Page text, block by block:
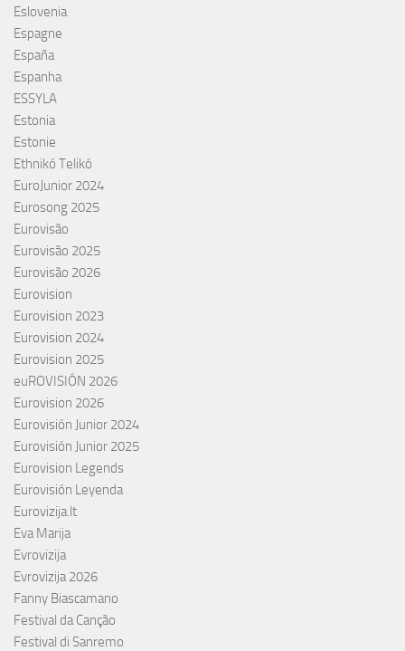
Eslovenia
Espagne
España
Espanha
ESSYLA
Estonia
Estonie
Ethnikó Telikó
EuroJunior 2024
Eurosong 2025
Eurovisão
Eurovisão 2025
Eurovisão 2026
Eurovision
Eurovision 2023
Eurovision 2024
Eurovision 2025
euROVISIÓN 2026
Eurovision 2026
Eurovisión Junior 2024
Eurovisión Junior 2025
Eurovision Legends
Eurovisión Leyenda
Eurovizija.lt
Eva Marija
Evrovizija
Evrovizija 2026
Fanny Biascamano
Festival da Canção
Festival di Sanremo